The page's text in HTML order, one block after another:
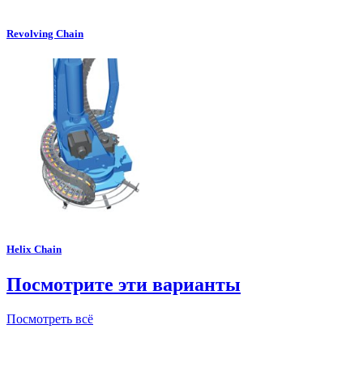
Revolving Chain
Helix Chain
Посмотрите эти варианты
Посмотреть всё